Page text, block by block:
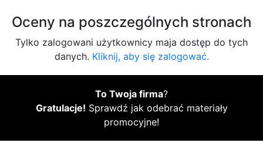
Oceny na poszczególnych stronach
Tylko zalogowani użytkownicy maja dostęp do tych
danych. Kliknij, aby się zalogować.
To Twoja firma?
Gratulacje! Sprawdź jak odebrać materiały
promocyjne!